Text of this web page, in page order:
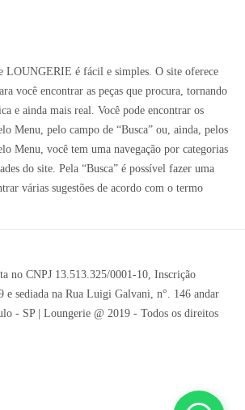
LOUNGERIE é fácil e simples. O site oferece
você encontrar as peças que procura, tornando
e ainda mais real. Você pode encontrar os
Menu, pelo campo de “Busca” ou, ainda, pelos
Menu, você tem uma navegação por categorias
do site. Pela “Busca” é possível fazer uma
várias sugestões de acordo com o termo
no CNPJ 13.513.325/0001-10, Inscrição
e sediada na Rua Luigi Galvani, n°. 146 andar
- SP | Loungerie @ 2019 - Todos os direitos